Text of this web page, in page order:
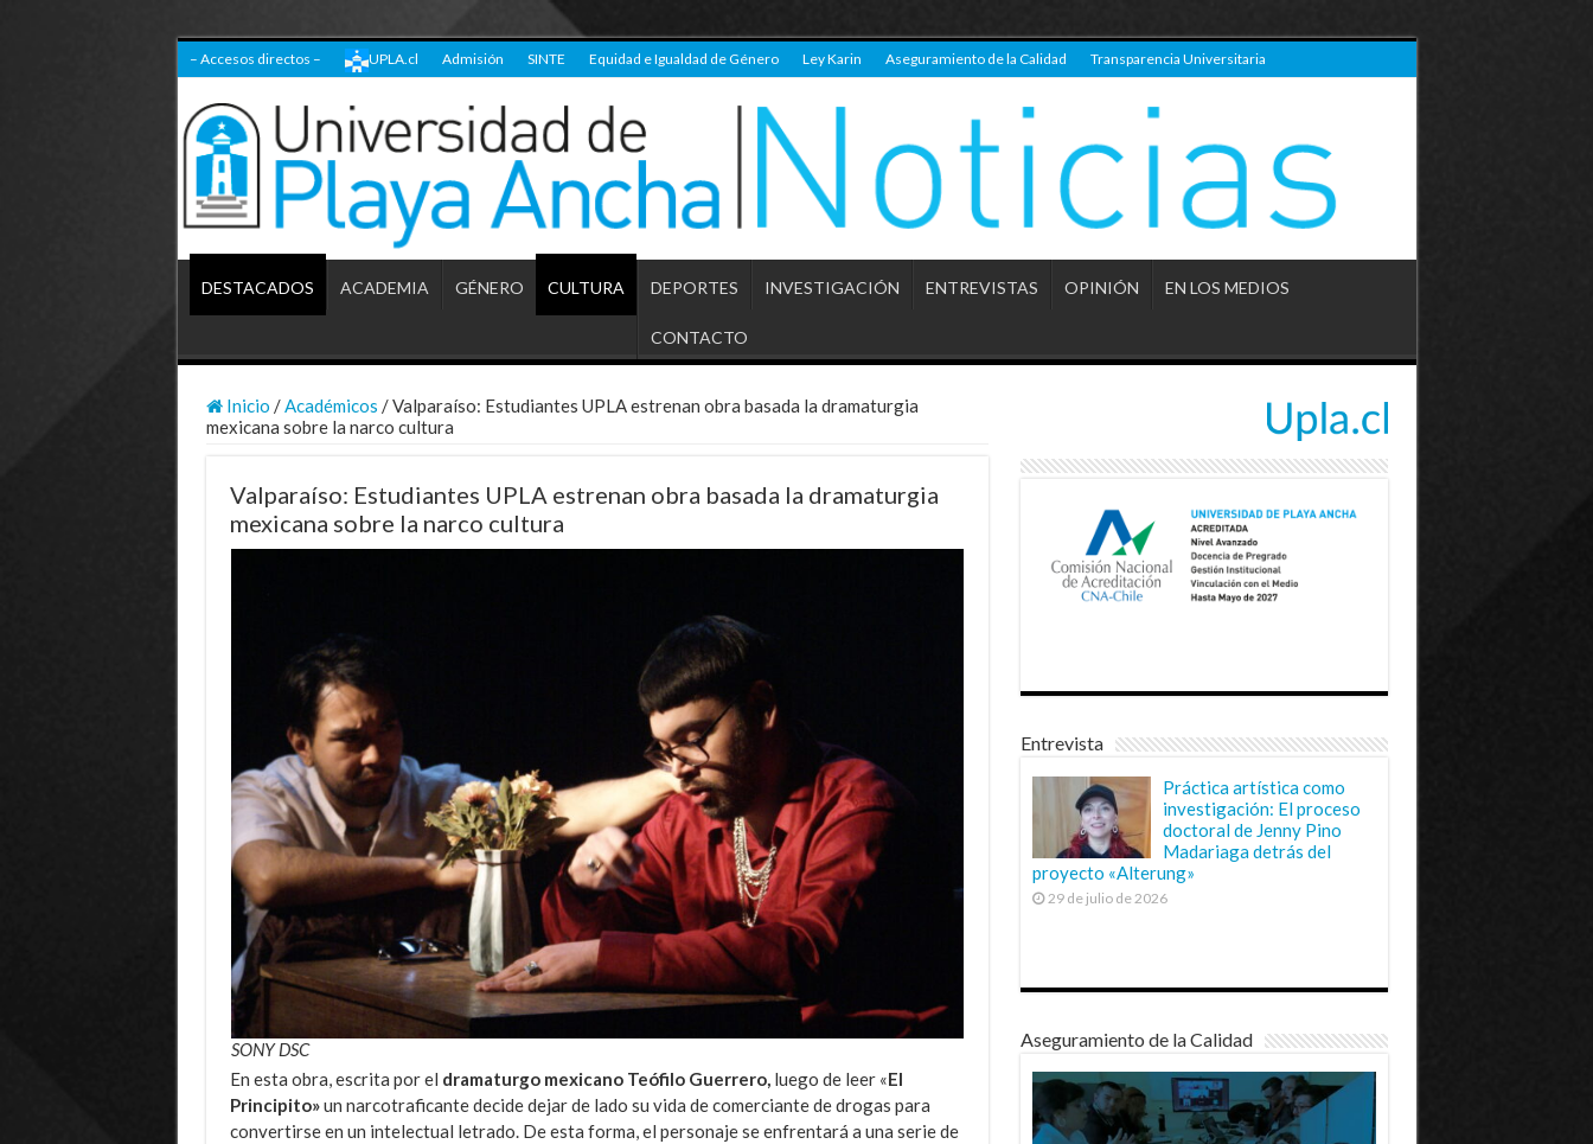
– Accesos directos – UPLA.cl Admisión SINTE Equidad e Igualdad de Género Ley Karin Aseguramiento de la Calidad Transparencia Universitaria
DESTACADOS ACADEMIA GÉNERO CULTURA DEPORTES INVESTIGACIÓN ENTREVISTAS OPINIÓN EN LOS MEDIOS
CONTACTO
Inicio / Académicos /Valparaíso: Estudiantes UPLA estrenan obra basada la dramaturgia
mexicana sobre la narco cultura
Valparaíso: Estudiantes UPLA estrenan obra basada la dramaturgia
mexicana sobre la narco cultura
SONY DSC
En esta obra, escrita por el dramaturgo mexicano Teófilo Guerrero,luego de leer «El
Principito»un narcotraficante decide dejar de lado su vida de comerciante de drogas para
convertirse en un intelectual letrado. De esta forma, el personaje se enfrentará a una serie de
Entrevista
Práctica artística como
investigación: El proceso
doctoral de Jenny Pino
Madariaga detrás del
proyecto «Alterung»
29 de julio de 2026
Aseguramiento de la Calidad